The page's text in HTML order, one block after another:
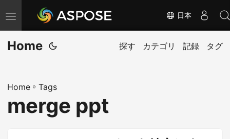
ナ
ビ
ゲ
ョ
ン
日本
Home 探す カテゴリ 記録 タグ
Home » Tags
merge ppt